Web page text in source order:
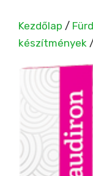
Kezdőlap /
készítmények